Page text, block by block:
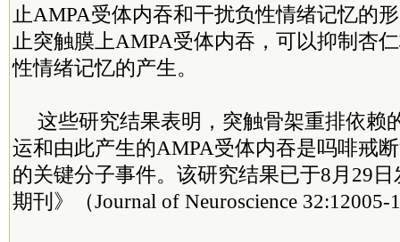
止AMPA受体内吞和干扰负性情绪记忆的
止突触膜上AMPA受体内吞，可以抑制杏
性情绪记忆的产生。
这些研究结果表明，突触骨架重排依赖
运和由此产生的AMPA受体内吞是吗啡戒
的关键分子事件。该研究结果已于8月29
期刊》（Journal of Neuroscience 32:12005-